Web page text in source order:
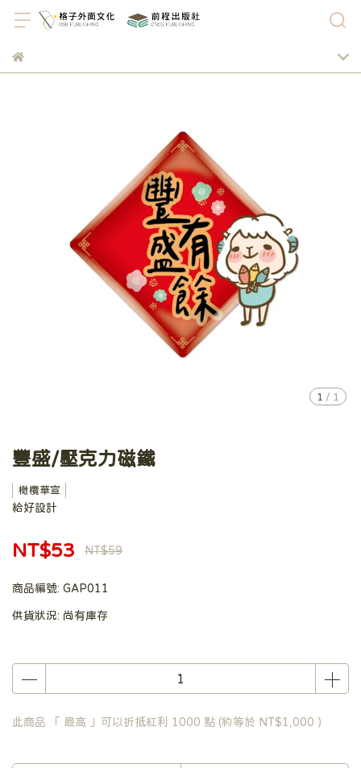
1 / 1
豐盛/壓克力磁鐵
橄欖華宣
給好設計
NT$53 NT$59
商品編號: GAP011
供貨狀況: 尚有庫存
此商品 「 最高 」可以折抵紅利 1000 點 (約等於 NT$1,000 )